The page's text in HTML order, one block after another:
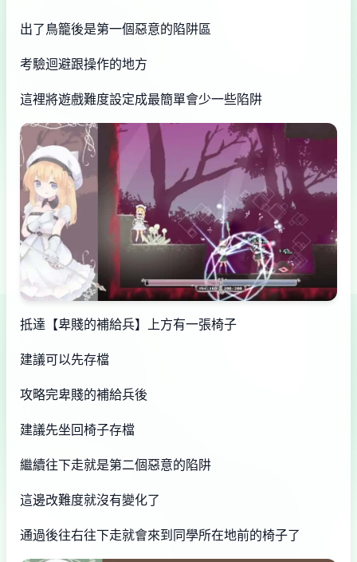
出了鳥籠後是第一個惡意的陷阱區
考驗迴避跟操作的地方
這裡將遊戲難度設定成最簡單會少一些陷阱
抵達【卑賤的補給兵】上方有一張椅子
建議可以先存檔
攻略完卑賤的補給兵後
建議先坐回椅子存檔
繼續往下走就是第二個惡意的陷阱
這邊改難度就沒有變化了
通過後往右往下走就會來到同學所在地前的椅子了